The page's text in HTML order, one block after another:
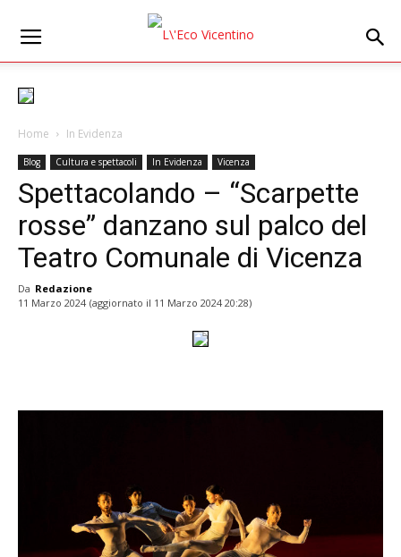
Home In Evidenza
Blog Cultura e spettacoli In Evidenza Vicenza
Spettacolando – “Scarpette
rosse” danzano sul palco del
Teatro Comunale di Vicenza
Da Redazione
11 Marzo 2024 (aggiornato il 11 Marzo 2024 20:28)